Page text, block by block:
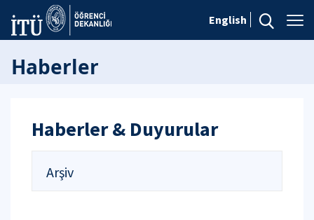
English
Haberler
Haberler & Duyurular
Arşiv